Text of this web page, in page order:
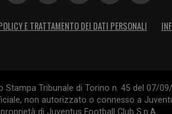
E TRATTAMENTO DEI DATI PERSONALI
Tribunale di Torino n. 45 del 07/
non autorizzato o connesso a
proprietà di Juventus Football Club S.p.A.